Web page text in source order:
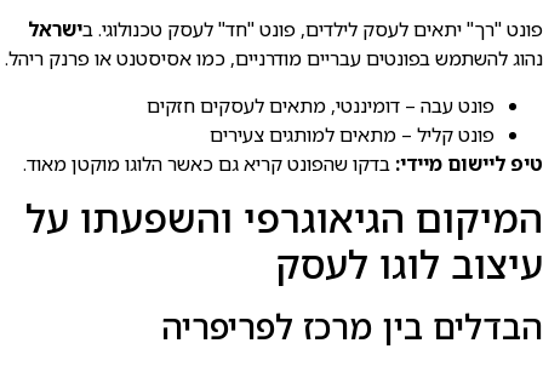
פונט "רך" יתאים לעסק לילדים, פונט "חד" לעסק טכנולוגי. בישראל
נהוג להשתמש בפונטים עבריים מודרניים, כמו אסיסטנט או פרנק ריהל.
פונט עבה – דומיננטי, מתאים לעסקים חזקים
פונט קליל – מתאים למותגים צעירים
טיפ ליישום מיידי: בדקו שהפונט קריא גם כאשר הלוגו מוקטן מאוד.
המיקום הגיאוגרפי והשפעתו על
עיצוב לוגו לעסק
הבדלים בין מרכז לפריפריה